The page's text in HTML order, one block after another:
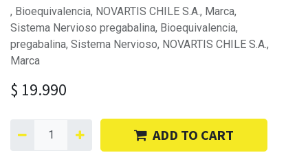
, Bioequivalencia, NOVARTIS CHILE S.A., Marca,
Sistema Nervioso pregabalina, Bioequivalencia,
pregabalina, Sistema Nervioso, NOVARTIS CHILE S.A.,
Marca
$ 19.990
ADD TO CART